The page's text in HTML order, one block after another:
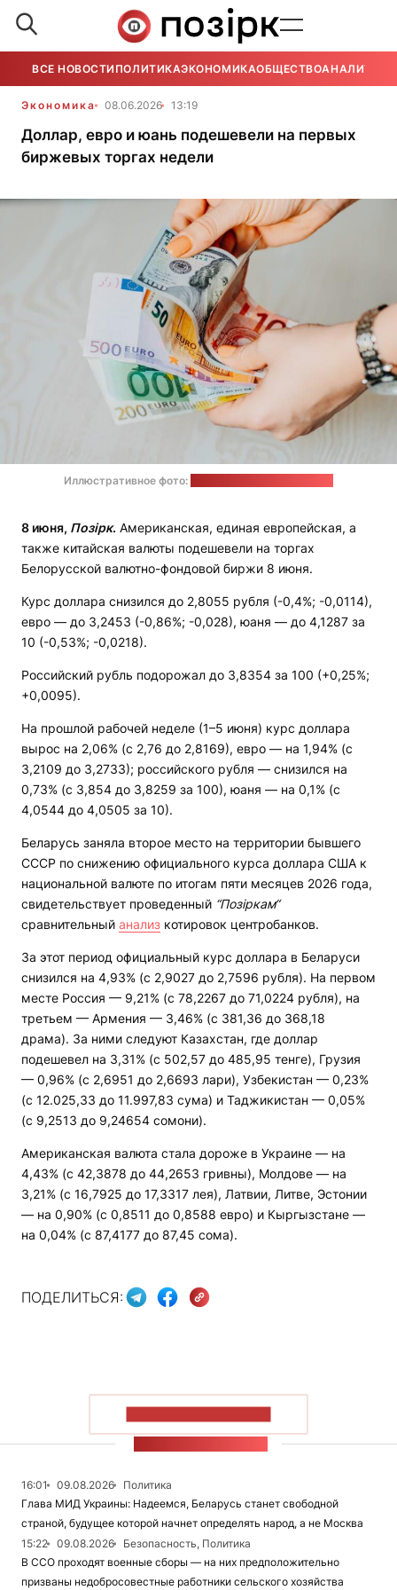
ВСЕ НОВОСТИ ПОЛИТИКАЭКОНОМИКАОБЩЕСТВОАНАЛИТИКА
Экономика 08.06.2026 13:19
Доллар, евро и юань подешевели на первых
биржевых торгах недели
Иллюстративное фото:
8 июня, Позірк. Американская, единая европейская, а
также китайская валюты подешевели на торгах
Белорусской валютно-фондовой биржи 8 июня.
Курс доллара снизился до 2,8055 рубля (-0,4%; -0,0114),
евро — до 3,2453 (-0,86%; -0,028), юаня — до 4,1287 за
10 (-0,53%; -0,0218).
Российский рубль подорожал до 3,8354 за 100 (+0,25%;
+0,0095).
На прошлой рабочей неделе (1–5 июня) курс доллара
вырос на 2,06% (с 2,76 до 2,8169), евро — на 1,94% (с
3,2109 до 3,2733); российского рубля — снизился на
0,73% (с 3,854 до 3,8259 за 100), юаня — на 0,1% (с
4,0544 до 4,0505 за 10).
Беларусь заняла второе место на территории бывшего
СССР по снижению официального курса доллара США к
национальной валюте по итогам пяти месяцев 2026 года,
свидетельствует проведенный “Позіркам“
сравнительный анализ котировок центробанков.
За этот период официальный курс доллара в Беларуси
снизился на 4,93% (с 2,9027 до 2,7596 рубля). На первом
месте Россия — 9,21% (с 78,2267 до 71,0224 рубля), на
третьем — Армения — 3,46% (с 381,36 до 368,18
драма). За ними следуют Казахстан, где доллар
подешевел на 3,31% (с 502,57 до 485,95 тенге), Грузия
— 0,96% (с 2,6951 до 2,6693 лари), Узбекистан — 0,23%
(с 12.025,33 до 11.997,83 сума) и Таджикистан — 0,05%
(с 9,2513 до 9,24654 сомони).
Американская валюта стала дороже в Украине — на
4,43% (с 42,3878 до 44,2653 гривны), Молдове — на
3,21% (с 16,7925 до 17,3317 лея), Латвии, Литве, Эстонии
— на 0,90% (с 0,8511 до 0,8588 евро) и Кыргызстане —
на 0,04% (с 87,4177 до 87,45 сома).
ПОДЕЛИТЬСЯ:
16:01 09.08.2026
Политика
Глава МИД Украины: Надеемся, Беларусь станет свободной
страной, будущее которой начнет определять народ, а не Москва
15:22
09.08.2026
Безопасность, Политика
В ССО проходят военные сборы — на них предположительно
призваны недобросовестные работники сельского хозяйства